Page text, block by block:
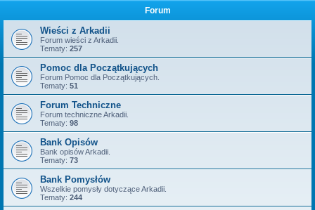
k
j
Forum
Wieści z Arkadii
Forum wieści z Arkadii.
Tematy: 257
Pomoc dla Początkujących
Forum Pomoc dla Początkujących.
Tematy: 51
Forum Techniczne
Forum techniczne Arkadii.
Tematy: 98
Bank Opisów
Bank opisów Arkadii.
Tematy: 73
Bank Pomysłów
Wszelkie pomysły dotyczące Arkadii.
Tematy: 244